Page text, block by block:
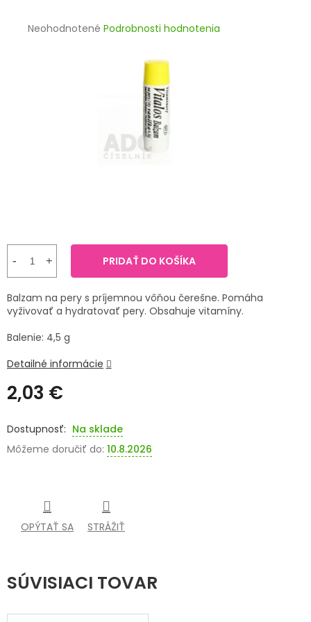
PRÍRODNÉ
LIEKY
VETERINA
SENIORI
ZNAČKY
Prihlásenie
Priemerné
Neohodnotené Podrobnosti hodnotenia
2,03 €
cena:
Na sklade
Môžeme doručiť do: 10.8.2026
PRIDAŤ DO KOŠÍKA
Balzam na pery s príjemnou vôňou čerešne. Pomáha
vyživovať a hydratovať pery. Obsahuje vitamíny.
Balenie: 4,5 g
Detailné informácie
OPÝTAŤ SA STRÁŽIŤ
SÚVISIACI TOVAR